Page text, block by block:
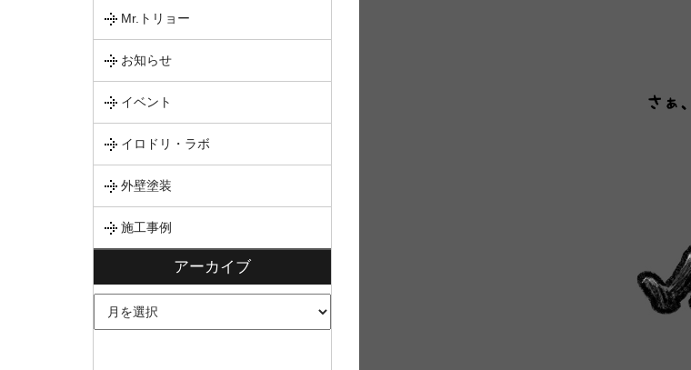
Mr.トリョー
お知らせ
イベント
イロドリ・ラボ
外壁塗装
施工事例
アーカイブ
ー